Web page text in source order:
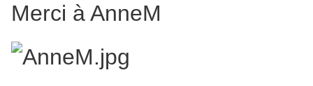
Merci à AnneM